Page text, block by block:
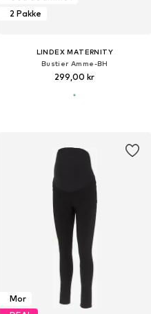
2 Pakke
LINDEX MATERNITY
Bustier Amme-BH
299,00 kr
Mor